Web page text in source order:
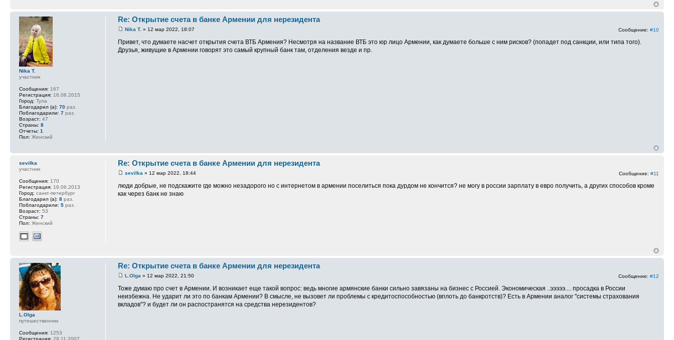
Re: Открытие счета в банке Армении для нерезидента
Сообщение: #10
Nika T. » 12 мар 2022, 18:07
Привет, что думаете насчет открытия счета ВТБ Армения? Несмотря на название ВТБ это юр лицо Армении, как думаете больше с ним рисков? (попадет под санкции, или типа того).
Друзья, живущие в Армении говорят это самый крупный банк там, отделения везде и пр.
Nika T.
участник
Сообщения: 167
Регистрация: 16.08.2015
Город: Тула
Благодарил (а): 70 раз.
Поблагодарили: 7 раз.
Возраст: 47
Страны: 8
Отчеты: 1
Пол: Женский
Re: Открытие счета в банке Армении для нерезидента
Сообщение: #11
sevilka » 12 мар 2022, 18:44
люди добрые, не подскажите где можно незадорого но с интернетом в армении поселиться пока дурдом не кончится? не могу в россии зарплату в евро получить, а других способов кроме
как через банк не знаю
sevilka
участник
Сообщения: 170
Регистрация: 19.06.2013
Город: санкт-петербург
Благодарил (а): 8 раз.
Поблагодарили: 5 раз.
Возраст: 53
Страны: 7
Пол: Женский
Re: Открытие счета в банке Армении для нерезидента
Сообщение: #12
L.Olga » 12 мар 2022, 21:50
Тоже думаю про счет в Армении. И возникает еще такой вопрос: ведь многие армянские банки сильно завязаны на бизнес с Россией. Экономическая ..эээээ.... просадка в России
неизбежна. Не ударит ли это по банкам Армении? В смысле, не вызовет ли проблемы с кредитоспособностью (вплоть до банкротств)? Есть в Армении аналог "системы страхования
вкладов"? и будет ли он распостранятся на средства нерезидентов?
L.Olga
путешественник
Сообщения: 1253
Регистрация: 29.11.2007